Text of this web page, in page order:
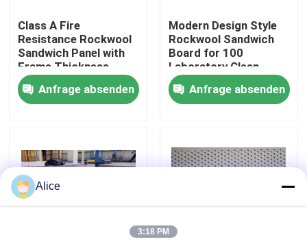
Qualitätskontrolle
Treten Sie mit uns in Verbindung
Fordern Sie ein Zitat
Vorgefertigtes Stahllager
Modulare Stahlkonstruktionen
Rockwool-Sandwich-Platte
Class A Fire
Resistance Rockwool
Sandwich Panel with
Frame Thickness
0.6mm and Max
Length 9000mm
Anfrage absenden
Modern Design Style
Rockwool Sandwich
Board for 100
Laboratory Clean
Room Solutions
Anfrage absenden
Alice
3:18 PM